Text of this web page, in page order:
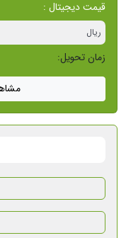
قیمت دیجیتال :
ریال
زمان تحویل: